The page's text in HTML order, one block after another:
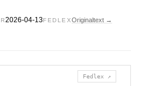
2026-04-13FEDLEXOriginaltext →
Fedlex ↗